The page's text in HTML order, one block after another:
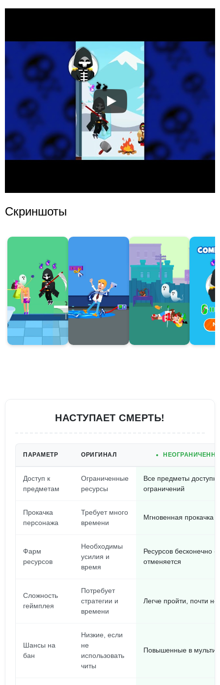
Скриншоты
НАСТУПАЕТ СМЕРТЬ!
ПАРАМЕТР ОРИГИНАЛ
Доступ к
предметам
Ограниченные
ресурсы
Все предметы
ограничений
Прокачка
персонажа
Требует много
времени
Мгновенная прокачка
Фарм
ресурсов
Необходимы
усилия и
время
Ресурсов бесконечно
отменяется
Сложность
геймплея
Потребует
стратегии и
времени
Легче пройти, почти
Шансы на
бан
Низкие, если
не
использовать
читы
Повышенные в